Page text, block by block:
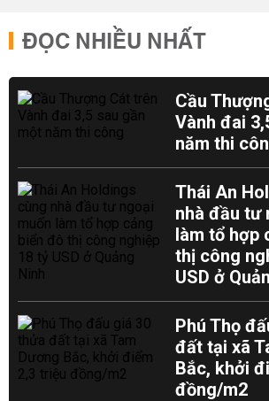
ĐỌC NHIỀU NHẤT
Cầu
Vành đai
năm thi
Thái An
nhà đầu tư
làm tổ hợp
thị công
USD ở
Phú Thọ
đất tại xã
Bắc, khởi
đồng/m2